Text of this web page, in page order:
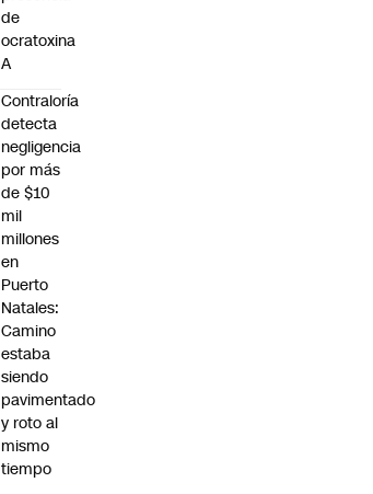
de
ocratoxina
A
Contraloría
detecta
negligencia
por más
de $10
mil
millones
en
Puerto
Natales:
Camino
estaba
siendo
pavimentado
y roto al
mismo
tiempo